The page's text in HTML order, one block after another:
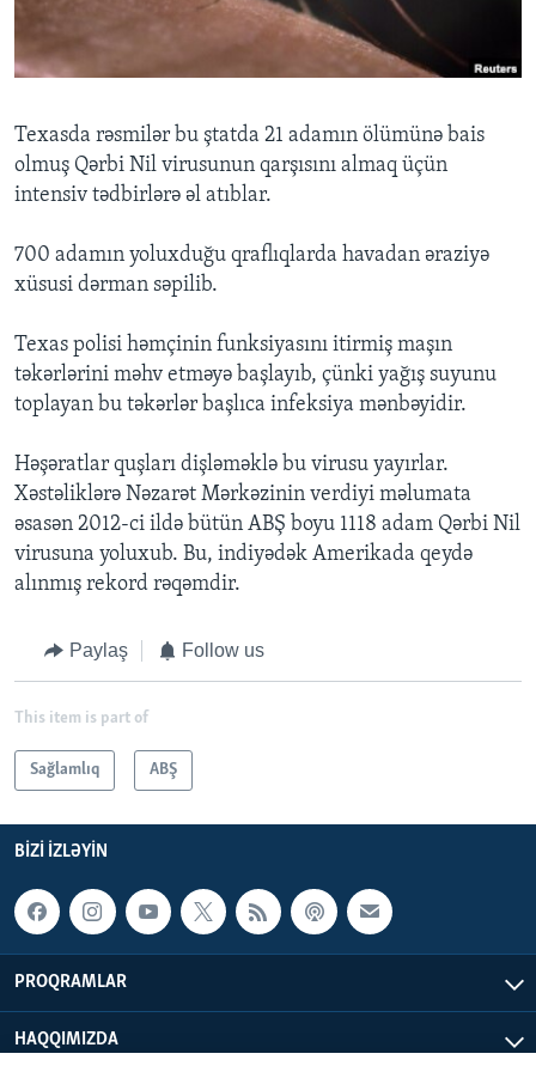
BIZI IZLƏYIN
Dillər
Texasda rəsmilər bu ştatda 21 adamın ölümünə bais
olmuş Qərbi Nil virusunun qarşısını almaq üçün
intensiv tədbirlərə əl atıblar.
700 adamın yoluxduğu qraflıqlarda havadan əraziyə
xüsusi dərman səpilib.
Texas polisi həmçinin funksiyasını itirmiş maşın
təkərlərini məhv etməyə başlayıb, çünki yağış suyunu
toplayan bu təkərlər başlıca infeksiya mənbəyidir.
Həşəratlar quşları dişləməklə bu virusu yayırlar.
Xəstəliklərə Nəzarət Mərkəzinin verdiyi məlumata
əsasən 2012-ci ildə bütün ABŞ boyu 1118 adam Qərbi Nil
virusuna yoluxub. Bu, indiyədək Amerikada qeydə
alınmış rekord rəqəmdir.
Paylaş Follow us
This item is part of
Sağlamlıq ABŞ
BIZI IZLƏYIN
PROQRAMLAR
HAQQIMIZDA